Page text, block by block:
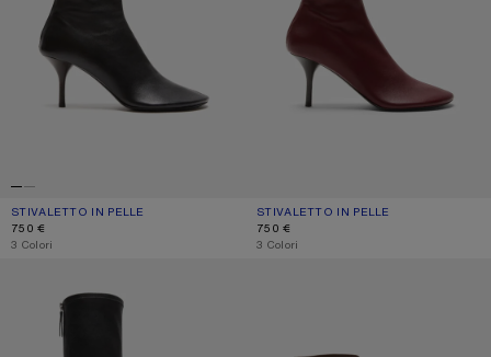
STIVALETTO IN PELLE
COLORE ATTUALE: NERO
PREZZO: 750 €.
750 €
,3 Colori
STIVALETTO IN PELLE
COLORE ATTUALE: VINO ROSSO
PREZZO: 750 €.
750 €
,3 Colori